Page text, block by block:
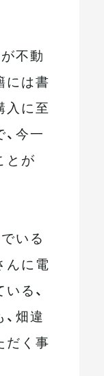
不動
には書
入に至
今一
とが
いる
んに電
る、
畑違
だく事